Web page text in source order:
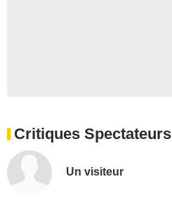
Critiques Spectateurs
Un visiteur